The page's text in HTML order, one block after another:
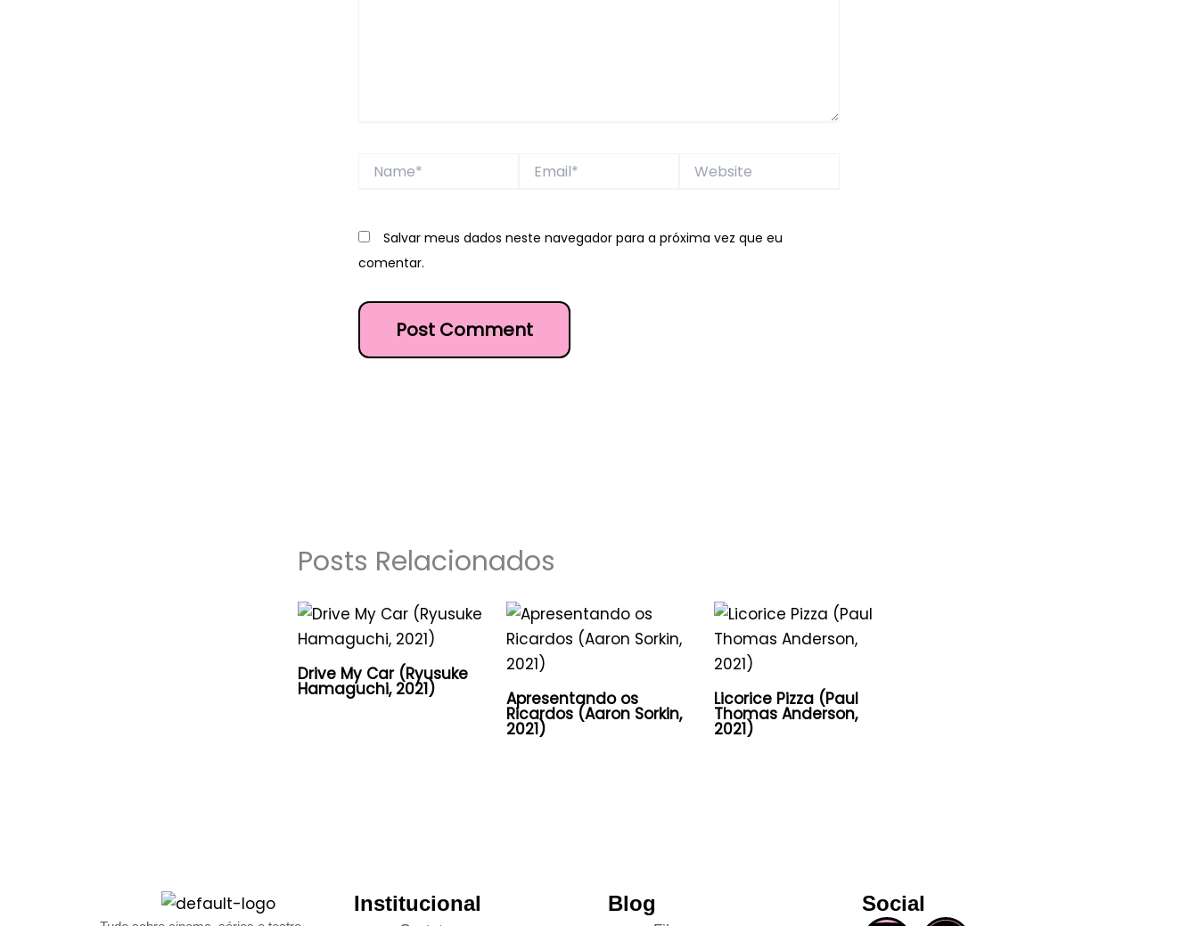
Website
Salvar meus dados neste navegador para a próxima vez que eu
comentar.
Posts Relacionados
Drive My Car (Ryusuke
Hamaguchi, 2021) Apresentando os
Ricardos (Aaron Sorkin,
2021)
Licorice Pizza (Paul
Thomas Anderson,
2021)
Institucional Blog Social